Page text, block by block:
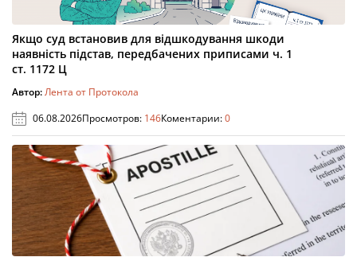
Якщо суд встановив для відшкодування шкоди
наявність підстав, передбачених приписами ч. 1
ст. 1172 Ц
Автор:Лента от Протокола
06.08.2026Просмотров: 146Коментарии:0